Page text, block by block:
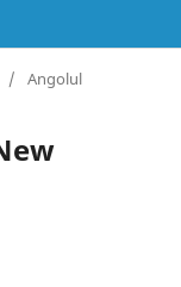
/ Angolul